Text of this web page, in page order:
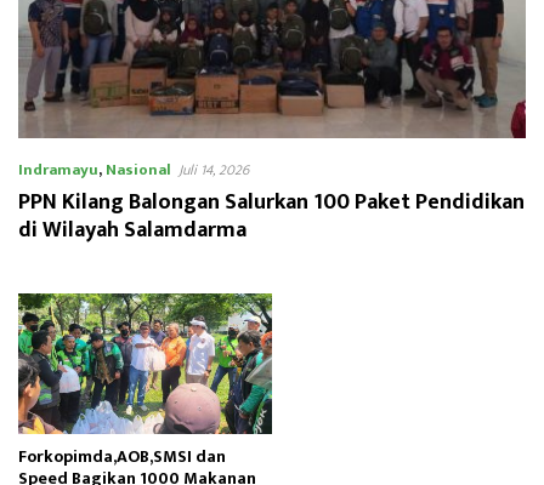
Indramayu,Nasional Juli 14, 2026
PPN Kilang Balongan Salurkan 100 Paket Pendidikan
di Wilayah Salamdarma
Forkopimda,AOB,SMSI dan
Speed Bagikan 1000 Makanan